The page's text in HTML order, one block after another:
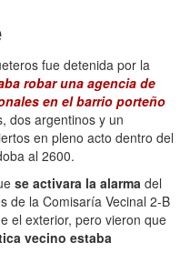
fue detenida por la
robar una agencia de
en el barrio porteño
dos argentinos y un
en pleno acto dentro del
al 2600.
se activara la alarma del
de la Comisaría Vecinal 2-B
el exterior, pero vieron que
vecino estaba